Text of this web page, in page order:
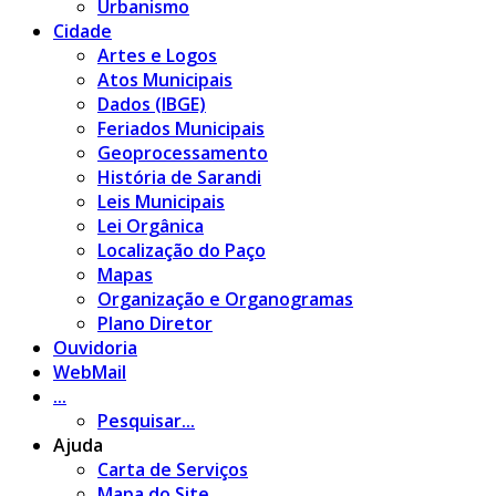
Urbanismo
Cidade
Artes e Logos
Atos Municipais
Dados (IBGE)
Feriados Municipais
Geoprocessamento
História de Sarandi
Leis Municipais
Lei Orgânica
Localização do Paço
Mapas
Organização e Organogramas
Plano Diretor
Ouvidoria
WebMail
...
Pesquisar...
Ajuda
Carta de Serviços